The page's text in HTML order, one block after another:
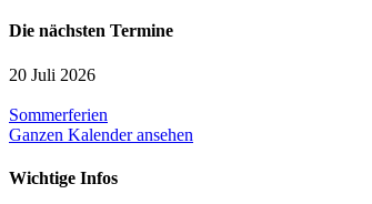
Die nächsten Termine
20 Juli 2026
Sommerferien
Ganzen Kalender ansehen
Wichtige Infos